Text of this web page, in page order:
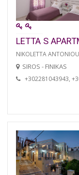
LETTA S
NIKOLETTA
SIROS - FINIKAS
+302281043943,